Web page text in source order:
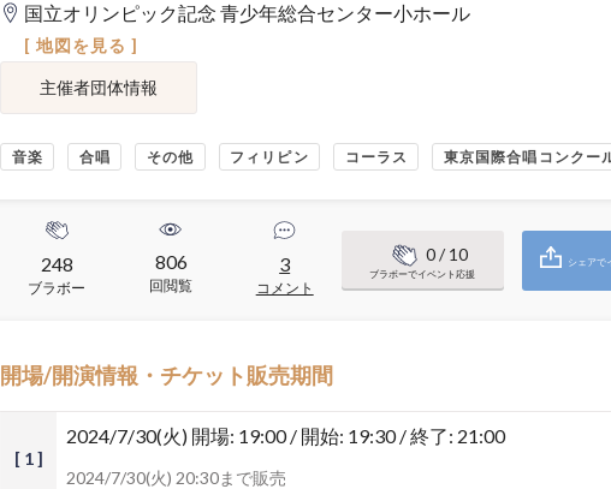
国立オリンピック記念 青少年総合センター小ホール
[ 地図を見る ]
主催者団体情報
音楽 合唱 その他 フィリピン コーラス 東京国際合唱コンクー
248
ブラボー
806
回閲覧
3
コメント
0/ 10
ブラボーでイベント応援
シェアで
開場/開演情報・チケット販売期間
[ 1 ]
2024/7/30(火) 開場: 19:00 / 開始: 19:30 / 終了: 21:00
2024/7/30(火) 20:30まで販売